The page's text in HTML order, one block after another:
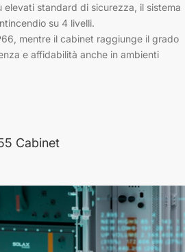
elevati standard di sicurezza, il sistema
su 4 livelli.
mentre il cabinet raggiunge il grado
e affidabilità anche in ambienti
Cabinet